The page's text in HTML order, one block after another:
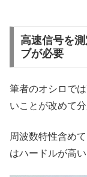
高速信号を
ブが必要
筆者のオシロで
いことが改めて分
周波数特性含め
はハードルが高い